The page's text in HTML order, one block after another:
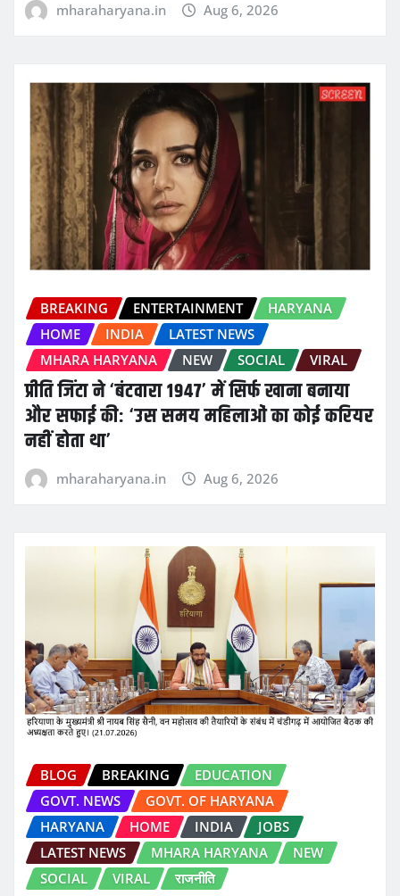
mharaharyana.in Aug 6, 2026
BREAKING ENTERTAINMENT
HARYANA
HOME
INDIA
LATEST NEWS
MHARA HARYANA
NEW SOCIAL VIRAL
प्रीति जिंटा ने ‘बंटवारा 1947’ में सिर्फ खाना बनाया
और सफाई की: ‘उस समय महिलाओं का कोई करियर
नहीं होता था’
mharaharyana.in Aug 6, 2026
BLOG BREAKING
EDUCATION
GOVT. NEWS
GOVT. OF HARYANA
HARYANA
HOME INDIA
JOBS
LATEST NEWS
MHARA HARYANA
NEW
SOCIAL
VIRAL राजनीति